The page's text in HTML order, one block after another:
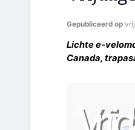
Gepubliceerd op
Lichte e-
Canada,